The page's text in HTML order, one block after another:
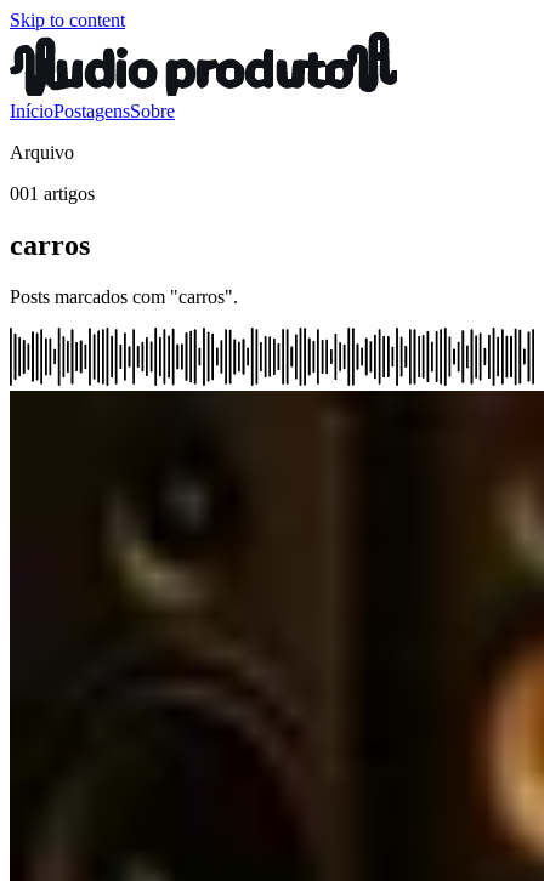
Skip to content
InícioPostagensSobre
Arquivo
001 artigos
carros
Posts marcados com "carros".